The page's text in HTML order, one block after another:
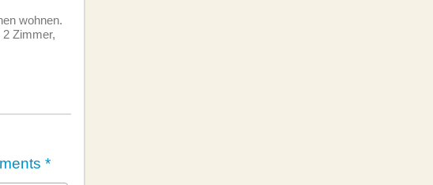
wohnen.
Zimmer,
*